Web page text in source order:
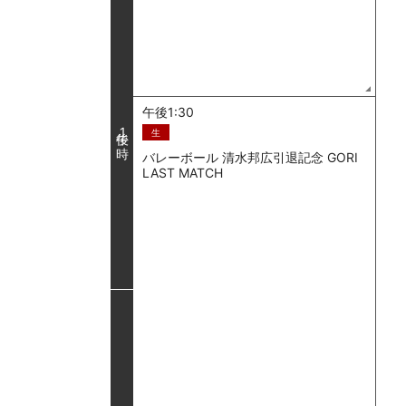
1
午後1:30
生
バレーボール 清水邦広引退記念 GORI
LAST MATCH